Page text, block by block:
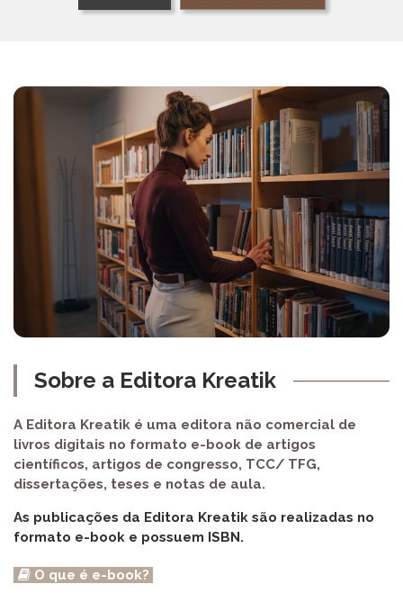
Sobre a Editora Kreatik
A Editora Kreatik é uma editora não comercial de
livros digitais no formato e-book de artigos
científicos, artigos de congresso, TCC/ TFG,
dissertações, teses e notas de aula.
As publicações da Editora Kreatik são realizadas no
formato e-book e possuem ISBN.
O que é e-book?